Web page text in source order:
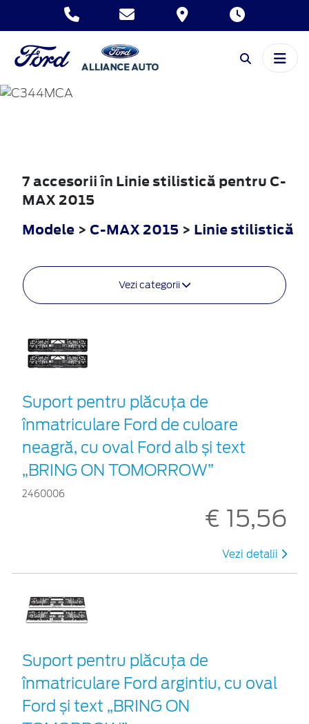
C-MAX
7 accesorii în Linie stilistică pentru C-
MAX 2015
Modele > C-MAX 2015 > Linie stilistică
Vezi categorii
Suport pentru plăcuța de
înmatriculare Ford de culoare
neagră, cu oval Ford alb și text
„BRING ON TOMORROW”
2460006
€ 15,56
Vezi detalii
Suport pentru plăcuța de
înmatriculare Ford argintiu, cu oval
Ford și text „BRING ON